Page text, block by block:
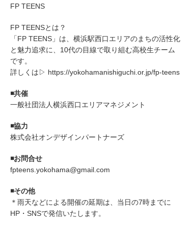
FP TEENS
FP TEENSとは？
「FP TEENS」は、横浜駅西口エリアのまちの活性化
と魅力追求に、10代の目線で取り組む高校生チーム
です。
詳しくは▷ https://yokohamanishiguchi.or.jp/fp-teens
◾️共催
一般社団法人横浜西口エリアマネジメント
◾️協力
株式会社オンデザインパートナーズ
◾️お問合せ
fpteens.yokohama@gmail.com
◾️その他
＊雨天などによる開催の延期は、当日の7時までに
HP・SNSで発信いたします。